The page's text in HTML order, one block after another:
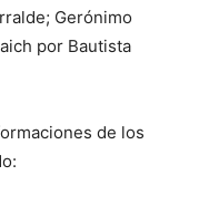
Gerónimo
por Bautista
de los